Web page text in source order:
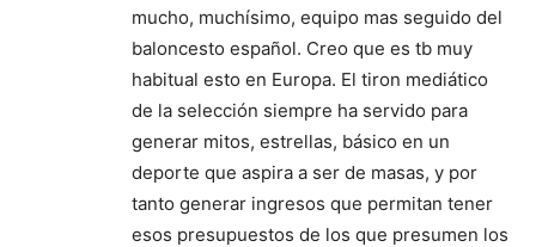
mucho, muchísimo, equipo mas seguido del
baloncesto español. Creo que es tb muy
habitual esto en Europa. El tiron mediático
de la selección siempre ha servido para
generar mitos, estrellas, básico en un
deporte que aspira a ser de masas, y por
tanto generar ingresos que permitan tener
esos presupuestos de los que presumen los